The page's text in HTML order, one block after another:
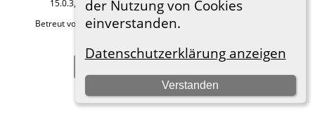
der Nutzung von Cookies
einverstanden.
Datenschutzerklärung anzeigen
Verstanden
15.0.3, programmiert von Darrin Lythgoe © 2001-2026.
Betreut von
Roland zu Dortmund e.V.. |
Zur Desktop-Webseite wechseln